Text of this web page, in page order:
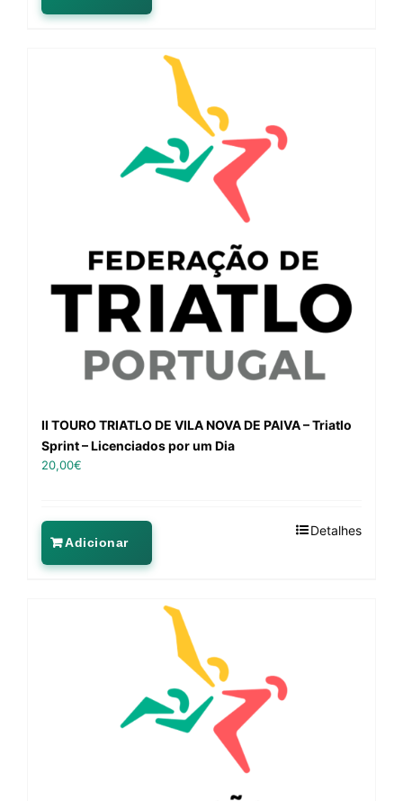
II TOURO TRIATLO DE VILA NOVA DE PAIVA – Triatlo
Sprint – Licenciados por um Dia
20,00€
Adicionar
Detalhes